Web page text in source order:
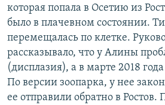
которая попала в Осетию из
было в плачевном состоянии.
перемещалась по клетке.
рассказывало, что у Алины
(дисплазия), а в марте 2018
По версии зоопарка, у нее
ее отправили обратно в